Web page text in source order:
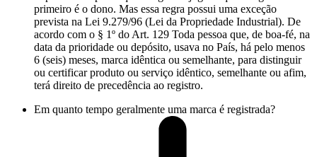
primeiro é o dono. Mas essa regra possui uma exceção
prevista na Lei 9.279/96 (Lei da Propriedade Industrial). De
acordo com o § 1º do Art. 129 Toda pessoa que, de boa-fé, na
data da prioridade ou depósito, usava no País, há pelo menos
6 (seis) meses, marca idêntica ou semelhante, para distinguir
ou certificar produto ou serviço idêntico, semelhante ou afim,
terá direito de precedência ao registro.
Em quanto tempo geralmente uma marca é registrada?